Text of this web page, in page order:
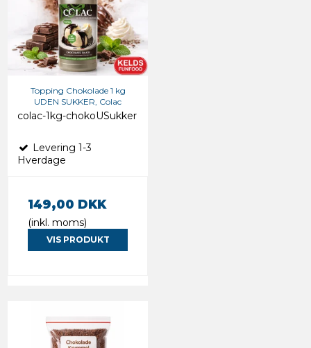
Topping Chokolade 1 kg
UDEN SUKKER, Colac
colac-1kg-chokoUSukker
Levering 1-3
Hverdage
149,00 DKK
(inkl. moms)
VIS PRODUKT